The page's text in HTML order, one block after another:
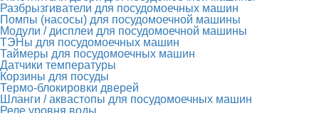
Разбрызгиватели для посудомоечных машин
Помпы (насосы) для посудомоечной машины
Модули / дисплеи для посудомоечной машины
ТЭНы для посудомоечных машин
Таймеры для посудомоечных машин
Датчики температуры
Корзины для посуды
Термо-блокировки дверей
Шланги / аквастопы для посудомоечных машин
Реле уровня воды